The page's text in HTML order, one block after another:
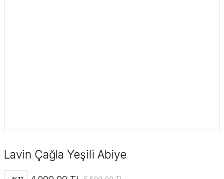
Lavin Çağla Yeşili Abiye